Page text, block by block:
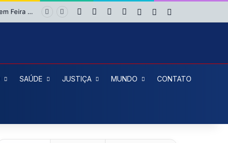
MP-BA apura denúncias de favorecimento em seleção REDA da Educação em Feira de Santana Facebook YouTubeInstagram
Entrar Artigo aleatório
SAÚDE JUSTIÇA MUNDO CONTATO